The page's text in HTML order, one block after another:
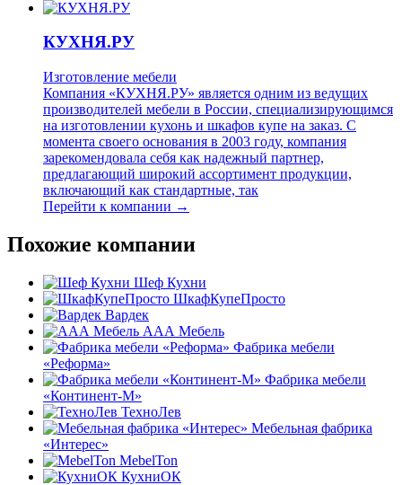
КУХНЯ.РУ
Изготовление мебели
Компания «КУХНЯ.РУ» является одним из ведущих
производителей мебели в России, специализирующимся
на изготовлении кухонь и шкафов купе на заказ. С
момента своего основания в 2003 году, компания
зарекомендовала себя как надежный партнер,
предлагающий широкий ассортимент продукции,
включающий как стандартные, так
Перейти к компании →
Похожие компании
Шеф Кухни
ШкафКупеПросто
Вардек
ААА Мебель
Фабрика мебели
«Реформа»
Фабрика мебели
«Континент-М»
ТехноЛев
Мебельная фабрика
«Интерес»
MebelTon
КухниОК